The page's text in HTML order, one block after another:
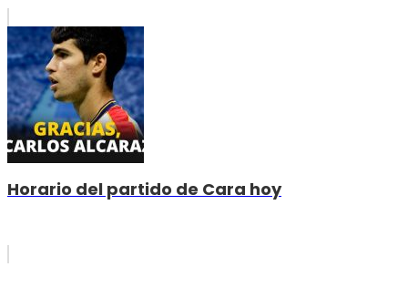
Horario del partido de Cara hoy